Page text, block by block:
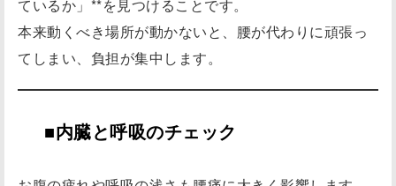
ているか」**を見つけることです。
本来動くべき場所が動かないと、腰が代わりに頑張っ
てしまい、負担が集中します。
■内臓と呼吸のチェック